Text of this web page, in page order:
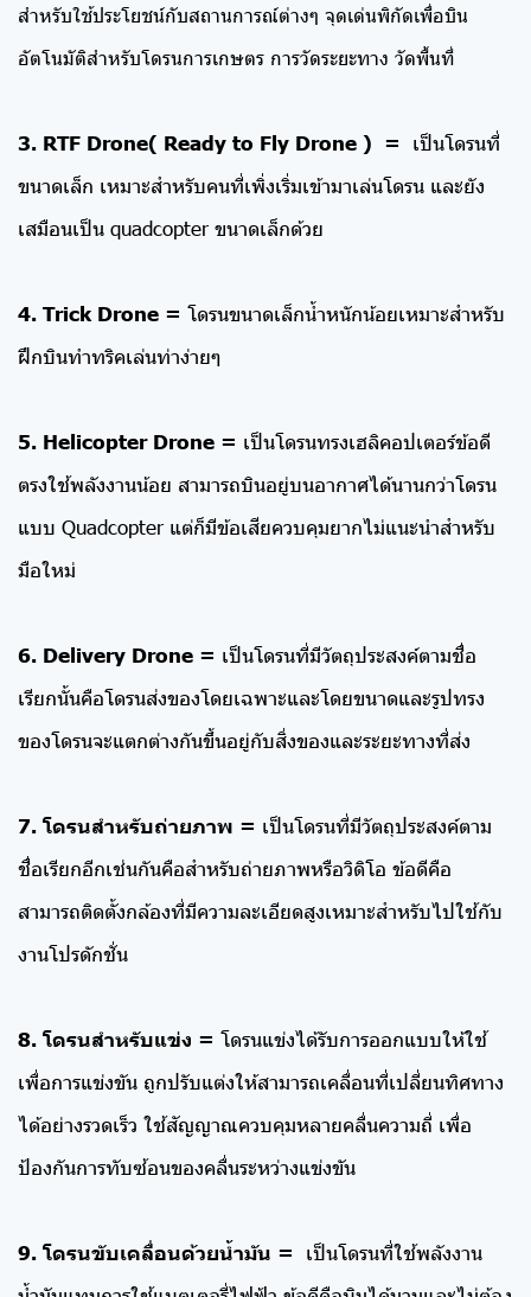
สำหรับใช้ประโยชน์กับสถานการณ์ต่างๆ จุดเด่นพิกัดเพื่อบิน
อัตโนมัติสำหรับโดรนการเกษตร การวัดระยะทาง วัดพื้นที่
3. RTF Drone( Ready to Fly Drone ) = เป็นโดรนที่
ขนาดเล็ก เหมาะสำหรับคนที่เพิ่งเริ่มเข้ามาเล่นโดรน และยัง
เสมือนเป็น quadcopter ขนาดเล็กด้วย
4. Trick Drone = โดรนขนาดเล็กน้ำหนักน้อยเหมาะสำหรับ
ฝึกบินทำทริคเล่นท่าง่ายๆ
5. Helicopter Drone = เป็นโดรนทรงเฮลิคอปเตอร์ข้อดี
ตรงใช้พลังงานน้อย สามารถบินอยู่บนอากาศได้นานกว่าโดรน
แบบ Quadcopter แต่ก็มีข้อเสียควบคุมยากไม่แนะนำสำหรับ
มือใหม่
6. Delivery Drone = เป็นโดรนที่มีวัตถุประสงค์ตามชื่อ
เรียกนั้นคือโดรนส่งของโดยเฉพาะและโดยขนาดและรูปทรง
ของโดรนจะแตกต่างกันขึ้นอยู่กับสิ่งของและระยะทางที่ส่ง
7. โดรนสำหรับถ่ายภาพ = เป็นโดรนที่มีวัตถุประสงค์ตาม
ชื่อเรียกอีกเช่นกันคือสำหรับถ่ายภาพหรือวิดิโอ ข้อดีคือ
สามารถติดตั้งกล้องที่มีความละเอียดสูงเหมาะสำหรับไปใช้กับ
งานโปรดักชั่น
8. โดรนสำหรับแข่ง = โดรนแข่งได้รับการออกแบบให้ใช้
เพื่อการแข่งขัน ถูกปรับแต่งให้สามารถเคลื่อนที่เปลี่ยนทิศทาง
ได้อย่างรวดเร็ว ใช้สัญญาณควบคุมหลายคลื่นความถี่ เพื่อ
ป้องกันการทับซ้อนของคลื่นระหว่างแข่งขัน
9. โดรนขับเคลื่อนด้วยน้ำมัน = เป็นโดรนที่ใช้พลังงาน